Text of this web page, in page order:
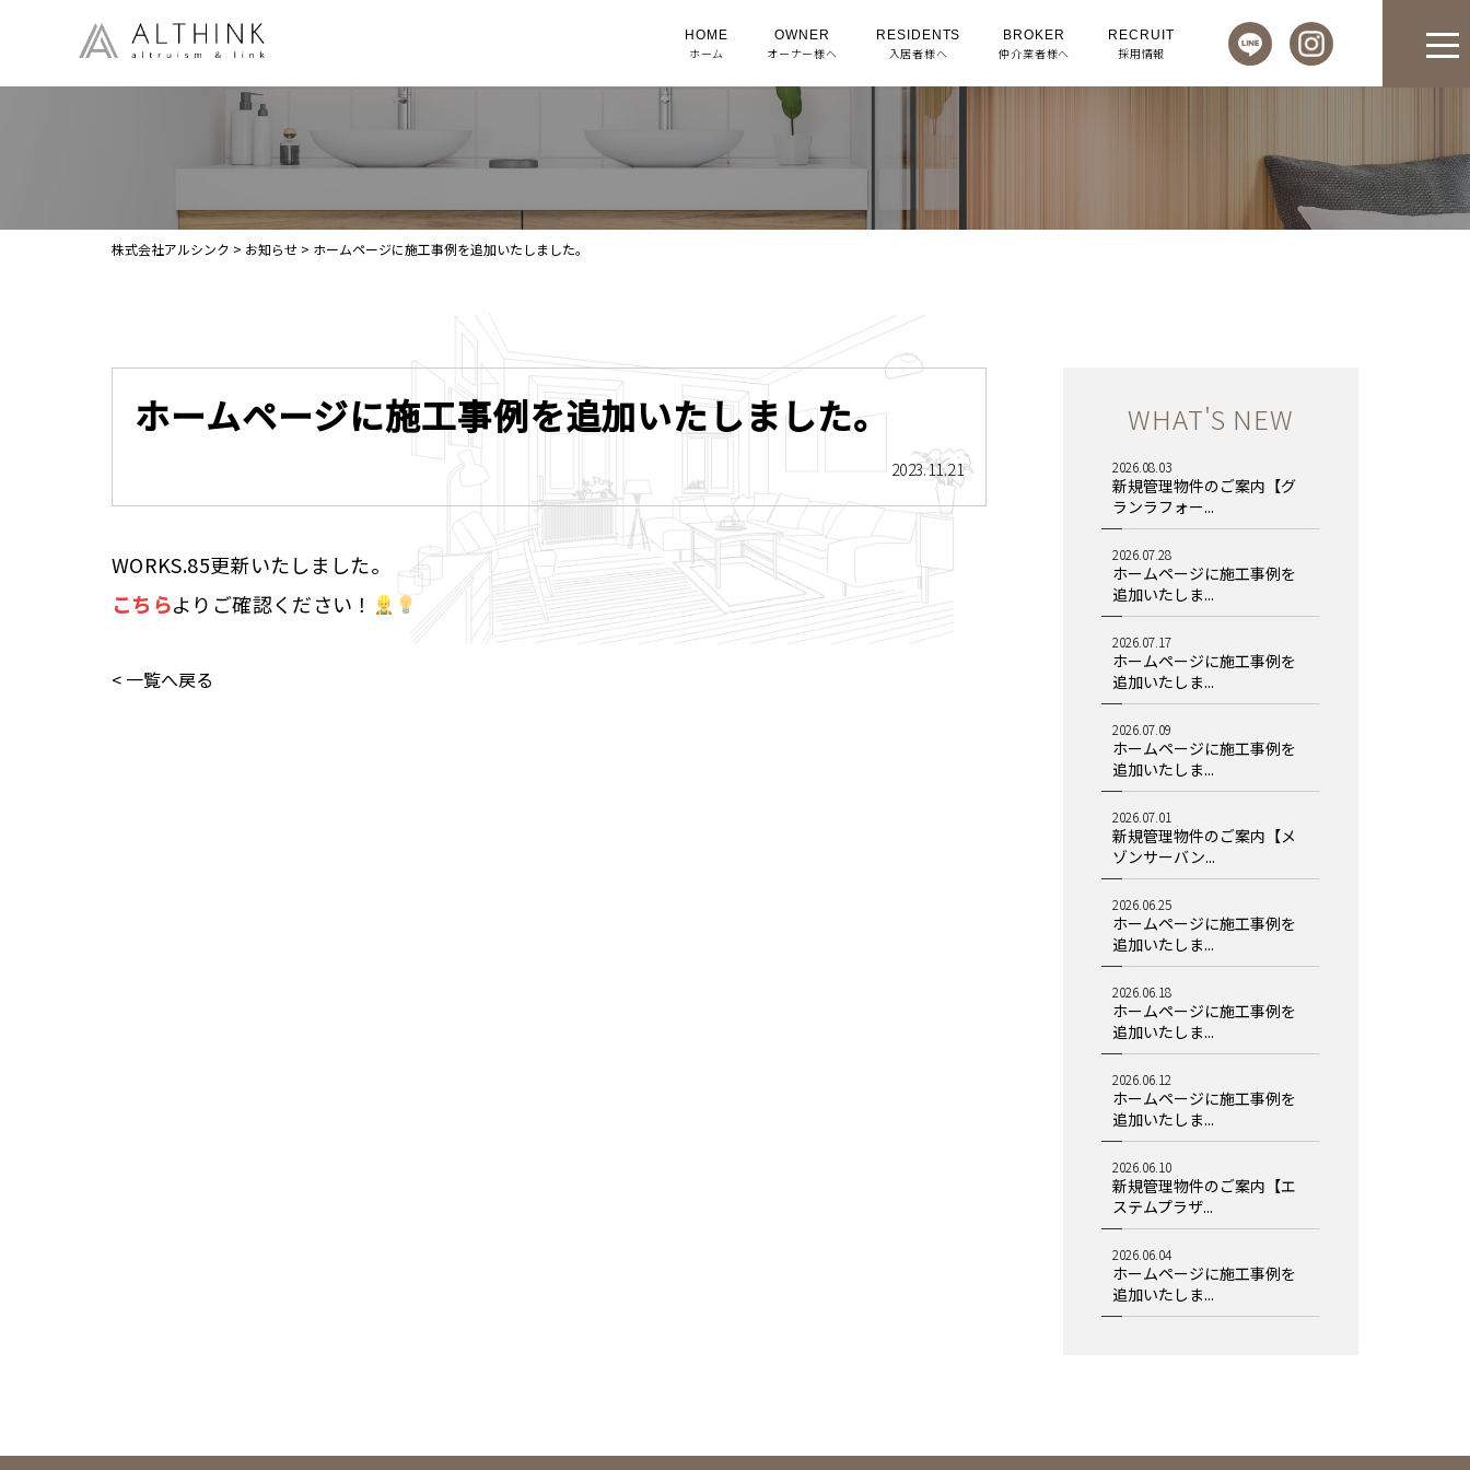
HOME
ホーム
OWNER
オーナー様へ
RESIDENTS
入居者様へ
BROKER
仲介業者様へ
RECRUIT
採用情報
株式会社アルシンク > お知らせ > ホームページに施工事例を追加いたしました。
ホームページに施工事例を追加いたしました。
2023.11.21
WORKS.85更新いたしました。
こちらよりご確認ください！
< 一覧へ戻る
WHAT'S NEW
2026.08.03
新規管理物件のご案内【グ
ランラフォー...
2026.07.28
ホームページに施工事例を
追加いたしま...
2026.07.17
ホームページに施工事例を
追加いたしま...
2026.07.09
ホームページに施工事例を
追加いたしま...
2026.07.01
新規管理物件のご案内【メ
ゾンサーバン...
2026.06.25
ホームページに施工事例を
追加いたしま...
2026.06.18
ホームページに施工事例を
追加いたしま...
2026.06.12
ホームページに施工事例を
追加いたしま...
2026.06.10
新規管理物件のご案内【エ
ステムプラザ...
2026.06.04
ホームページに施工事例を
追加いたしま...